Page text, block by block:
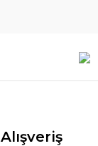
Alışveriş